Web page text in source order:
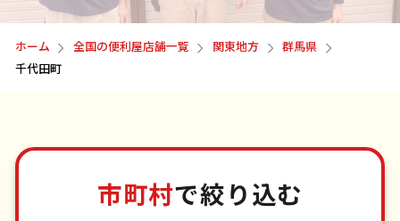
ホーム 全国の便利屋店舗一覧 関東地方
群馬県
千代田町
市町村で絞り込む